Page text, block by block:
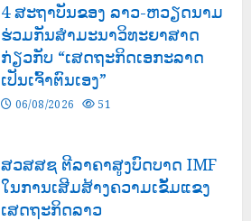
4 ສະຖາບັນຂອງ ລາວ-ຫວຽດນາມ
ຮ່ວມກັນສໍາມະນາວິທະຍາສາດ
ກ່ຽວກັບ “ເສດຖະກິດເອກະລາດ
ເປັນເຈົ້າຕົນເອງ”
06/08/2026 51
ສວສສຊ ຕີລາຄາສູງບົດບາດ IMF
ໃນການເສີມສ້າງຄວາມເຂັ້ມແຂງ
ເສດຖະກິດລາວ